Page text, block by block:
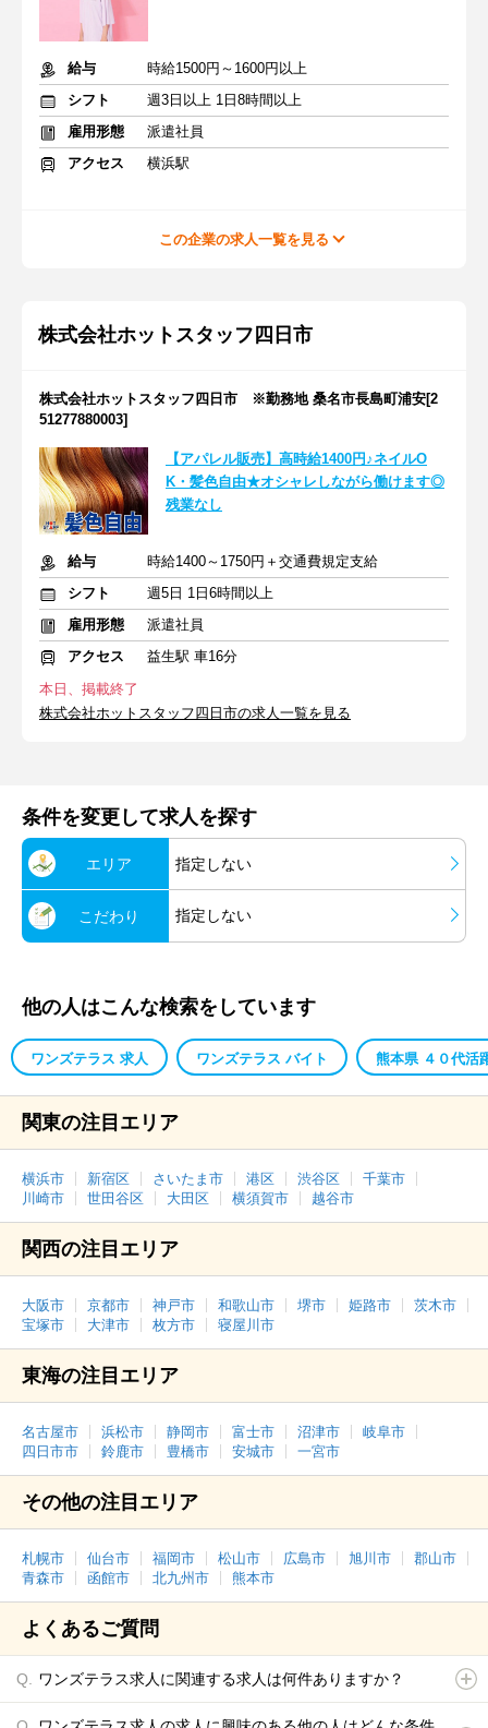
給与
時給1500円～1600円以上
シフト
週3日以上 1日8時間以上
雇用形態
派遣社員
アクセス
横浜駅
この企業の求人一覧を見る
株式会社ホットスタッフ四日市
株式会社ホットスタッフ四日市 ※勤務地 桑名市長島町浦安[2
51277880003]
【アパレル販売】高時給1400円♪ネイルO
K・髪色自由★オシャレしながら働けます◎
残業なし
給与
時給1400～1750円＋交通費規定支給
シフト
週5日 1日6時間以上
雇用形態
派遣社員
アクセス
益生駅 車16分
本日、掲載終了
株式会社ホットスタッフ四日市の求人一覧を見る
条件を変更して求人を探す
エリア 指定しない
こだわり 指定しない
他の人はこんな検索をしています
ワンズテラス 求人 ワンズテラス バイト 熊本県 ４０代活
関東の注目エリア
横浜市 新宿区 さいたま市 港区 渋谷区
千葉市
川崎市
世田谷区 大田区 横須賀市 越谷市
関西の注目エリア
大阪市 京都市 神戸市 和歌山市 堺市 姫路市
茨木市
宝塚市
大津市 枚方市 寝屋川市
東海の注目エリア
名古屋市 浜松市 静岡市 富士市 沼津市
岐阜市
四日市市
鈴鹿市 豊橋市 安城市 一宮市
その他の注目エリア
札幌市 仙台市 福岡市 松山市 広島市 旭川市
郡山市
青森市
函館市 北九州市 熊本市
よくあるご質問
ワンズテラス求人に関連する求人は何件ありますか？